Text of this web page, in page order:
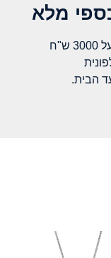
מלא​
הבית.